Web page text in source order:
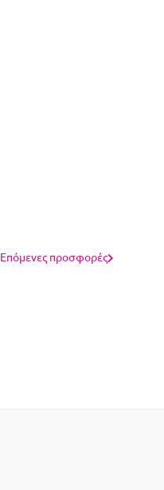
Επόμενες προσφορές